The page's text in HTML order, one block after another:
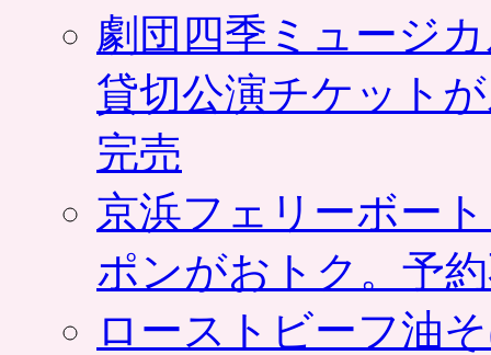
劇団四季ミュージ
貸切公演チケット
完売
京浜フェリーボー
ポンがおトク。予
ローストビーフ油